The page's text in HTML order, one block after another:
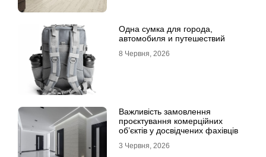
Одна сумка для города,
автомобиля и путешествий
8 Червня, 2026
Важливість замовлення
проєктування комерційних
об’єктів у досвідчених фахівців
3 Червня, 2026